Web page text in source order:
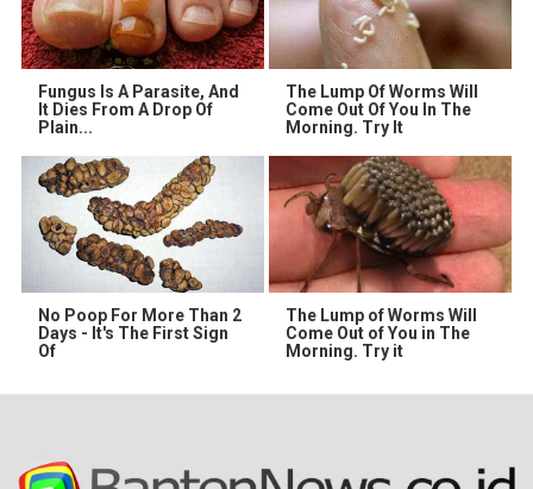
Fungus Is A Parasite, And
It Dies From A Drop Of
Plain...
The Lump Of Worms Will
Come Out Of You In The
Morning. Try It
No Poop For More Than 2
Days - It's The First Sign
Of
The Lump of Worms Will
Come Out of You in The
Morning. Try it